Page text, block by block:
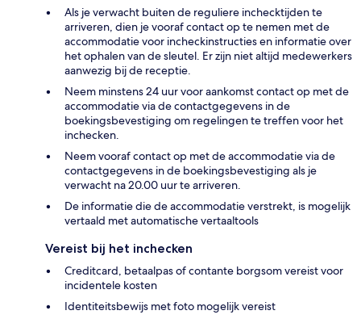
Als je verwacht buiten de reguliere inchecktijden te
arriveren, dien je vooraf contact op te nemen met de
accommodatie voor incheckinstructies en informatie over
het ophalen van de sleutel. Er zijn niet altijd medewerkers
aanwezig bij de receptie.
Neem minstens 24 uur voor aankomst contact op met de
accommodatie via de contactgegevens in de
boekingsbevestiging om regelingen te treffen voor het
inchecken.
Neem vooraf contact op met de accommodatie via de
contactgegevens in de boekingsbevestiging als je
verwacht na 20.00 uur te arriveren.
De informatie die de accommodatie verstrekt, is mogelijk
vertaald met automatische vertaaltools
Vereist bij het inchecken
Creditcard, betaalpas of contante borgsom vereist voor
incidentele kosten
Identiteitsbewijs met foto mogelijk vereist